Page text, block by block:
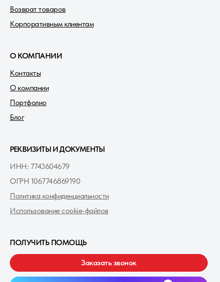
Возврат товаров
Корпоративным клиентам
Заказать звонок
ПОЛУЧИТЬ ПОМОЩЬ
ИНН: 7743604679
О КОМПАНИИ
Портфолио
Блог
О компании
Контакты
ОГРН 1067746869190
РЕКВИЗИТЫ И ДОКУМЕНТЫ
Политика конфиденциальности
Использование cookie-файлов